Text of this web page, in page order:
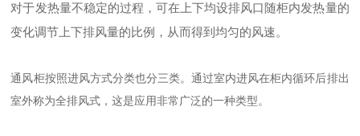
对于发热量不稳定的过程，可在上下均设排风口随柜内发热量的
变化调节上下排风量的比例，从而得到均匀的风速。
通风柜按照进风方式分类也分三类。通过室内进风在柜内循环后排出
室外称为全排风式，这是应用非常广泛的一种类型。